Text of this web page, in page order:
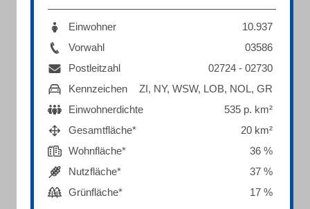
Einwohner
10.937
Vorwahl
03586
Postleitzahl
02724 - 02730
Kennzeichen
ZI, NY, WSW, LOB, NOL, GR
Einwohnerdichte
535 p. km²
Gesamtfläche*
20 km²
Wohnfläche*
36 %
Nutzfläche*
37 %
Grünfläche*
17 %